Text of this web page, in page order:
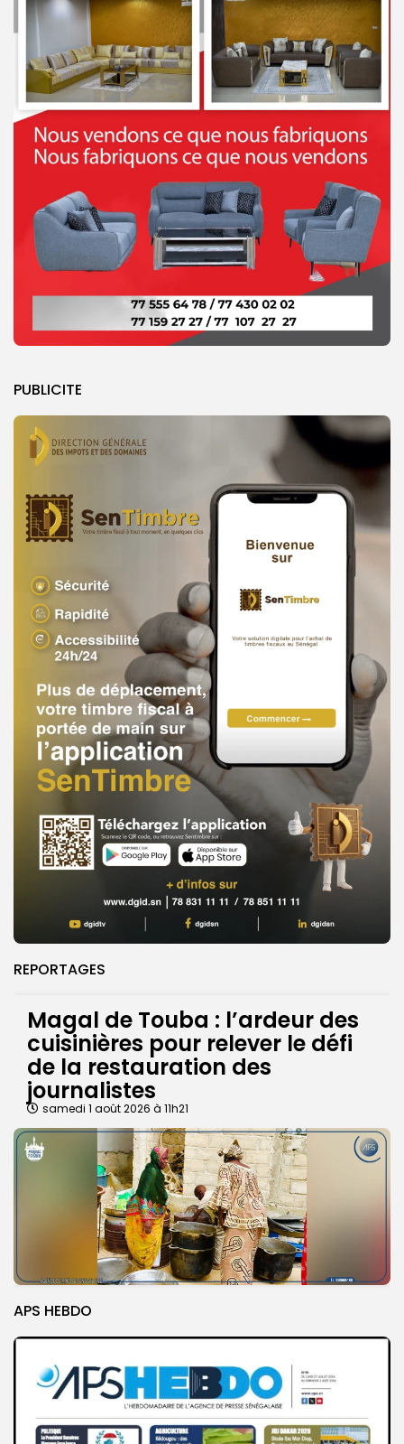
PUBLICITE
REPORTAGES
Magal de Touba : l’ardeur des
cuisinières pour relever le défi
de la restauration des
journalistes
samedi 1 août 2026 à 11h21
APS HEBDO